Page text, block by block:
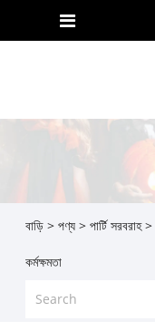
বাড়ি > পণ্য> পার্টি সরবরাহ>
কর্মক্ষমতা